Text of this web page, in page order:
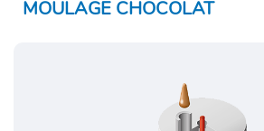
MOULAGE CHOCOLAT